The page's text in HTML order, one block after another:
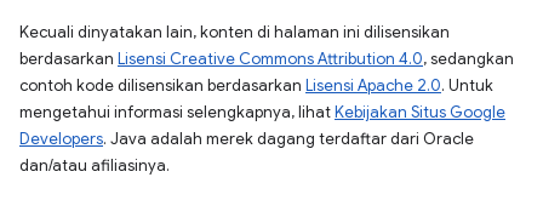
Kecuali dinyatakan lain, konten di halaman ini dilisensikan
berdasarkan Lisensi Creative Commons Attribution 4.0, sedangkan
contoh kode dilisensikan berdasarkan Lisensi Apache 2.0. Untuk
mengetahui informasi selengkapnya, lihatKebijakan Situs Google
Developers. Java adalah merek dagang terdaftar dari Oracle
dan/atau afiliasinya.